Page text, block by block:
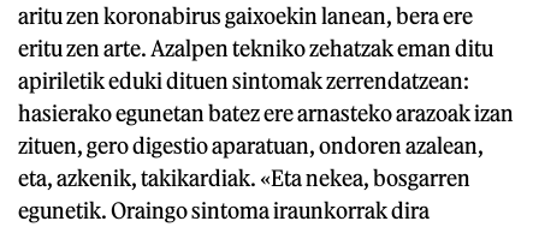
aritu zen koronabirus gaixoekin lanean, bera ere
eritu zen arte. Azalpen tekniko zehatzak eman ditu
apiriletik eduki dituen sintomak zerrendatzean:
hasierako egunetan batez ere arnasteko arazoak izan
zituen, gero digestio aparatuan, ondoren azalean,
eta, azkenik, takikardiak. «Eta nekea, bosgarren
egunetik. Oraingo sintoma iraunkorrak dira